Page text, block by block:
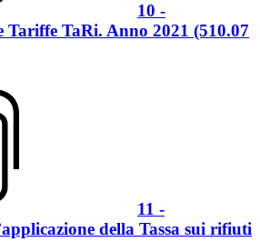
10 -
Tariffe TaRi. Anno 2021 (510.07
11 -
della Tassa sui rifiuti